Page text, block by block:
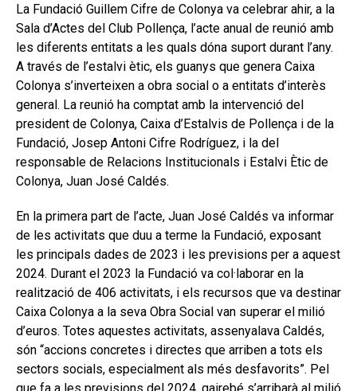
La Fundació Guillem Cifre de Colonya va celebrar ahir, a la
Sala d’Actes del Club Pollença, l’acte anual de reunió amb
les diferents entitats a les quals dóna suport durant l’any.
A través de l’estalvi ètic, els guanys que genera Caixa
Colonya s’inverteixen a obra social o a entitats d’interès
general. La reunió ha comptat amb la intervenció del
president de Colonya, Caixa d’Estalvis de Pollença i de la
Fundació, Josep Antoni Cifre Rodríguez, i la del
responsable de Relacions Institucionals i Estalvi Ètic de
Colonya, Juan José Caldés.
En la primera part de l’acte, Juan José Caldés va informar
de les activitats que duu a terme la Fundació, exposant
les principals dades de 2023 i les previsions per a aquest
2024. Durant el 2023 la Fundació va col·laborar en la
realització de 406 activitats, i els recursos que va destinar
Caixa Colonya a la seva Obra Social van superar el milió
d’euros. Totes aquestes activitats, assenyalava Caldés,
són “accions concretes i directes que arriben a tots els
sectors socials, especialment als més desfavorits”. Pel